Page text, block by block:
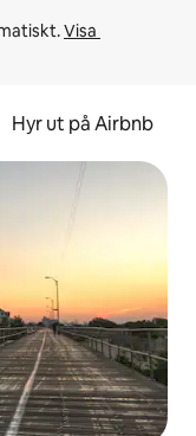
Visa
Hyr ut på Airbnb